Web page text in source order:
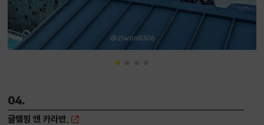
@zlwon8306
04.
글램핑 앤 카라반